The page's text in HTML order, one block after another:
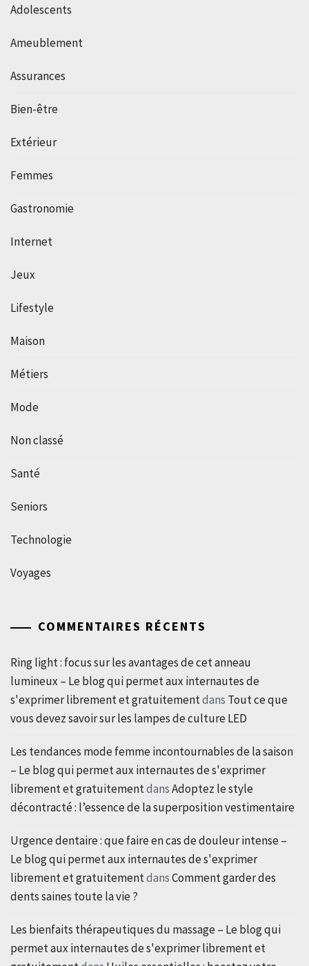
Adolescents
Ameublement
Assurances
Bien-être
Extérieur
Femmes
Gastronomie
Internet
Jeux
Lifestyle
Maison
Métiers
Mode
Non classé
Santé
Seniors
Technologie
Voyages
COMMENTAIRES RÉCENTS
Ring light : focus sur les avantages de cet anneau
lumineux – Le blog qui permet aux internautes de
s'exprimer librement et gratuitementdans Tout ce que
vous devez savoir sur les lampes de culture LED
Les tendances mode femme incontournables de la saison
– Le blog qui permet aux internautes de s'exprimer
librement et gratuitementdansAdoptez le style
décontracté : l’essence de la superposition vestimentaire
Urgence dentaire : que faire en cas de douleur intense –
Le blog qui permet aux internautes de s'exprimer
librement et gratuitementdansComment garder des
dents saines toute la vie ?
Les bienfaits thérapeutiques du massage – Le blog qui
permet aux internautes de s'exprimer librement et